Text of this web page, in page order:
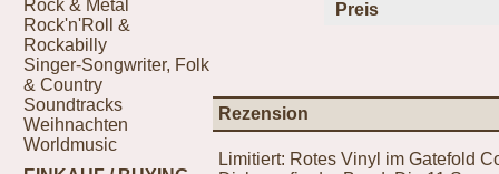
Rock & Metal
Rock'n'Roll &
Rockabilly
Singer-Songwriter, Folk
& Country
Soundtracks
Weihnachten
Worldmusic
Preis
Rezension
Limitiert: Rotes Vinyl im Gatefold